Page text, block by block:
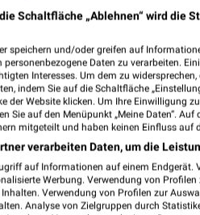
Angebote in dieser
2
vor 4 Tagen
Schaltfläche „Ablehnen“ wird die
speichern und/oder greifen auf
personenbezogene Daten zu verarbeiten.
Interesses. Um dem zu
indem Sie auf die Schaltfläche
der Website klicken. Um Ihre Einwilligung
Sie auf den Menüpunkt „Meine Daten“.
mitgeteilt und haben keinen Einfluss auf
verarbeiten Daten, um die
auf Informationen auf einem Endgerät.
Werbung. Verwendung von
Verwendung von Profilen zur
Analyse von Zielgruppen durch